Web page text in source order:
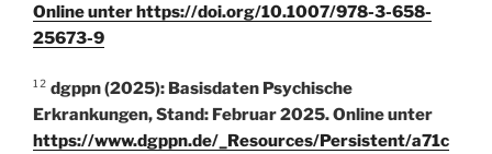
Online unterhttps://doi.org/10.1007/978-3-658-
25673-9
¹² dgppn (2025): Basisdaten Psychische
Erkrankungen, Stand: Februar 2025. Online unter
https://www.dgppn.de/_Resources/Persistent/a71c